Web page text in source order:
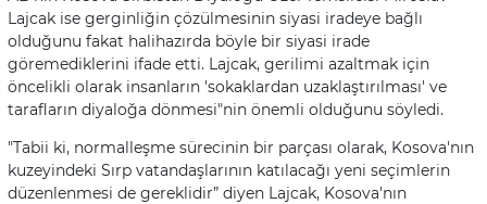
Lajcak ise gerginliğin çözülmesinin siyasi iradeye bağlı
olduğunu fakat halihazırda böyle bir siyasi irade
göremediklerini ifade etti. Lajcak, gerilimi azaltmak için
öncelikli olarak insanların 'sokaklardan uzaklaştırılması' ve
tarafların diyaloğa dönmesi"nin önemli olduğunu söyledi.
"Tabii ki, normalleşme sürecinin bir parçası olarak, Kosova'nın
kuzeyindeki Sırp vatandaşlarının katılacağı yeni seçimlerin
düzenlenmesi de gereklidir” diyen Lajcak, Kosova'nın